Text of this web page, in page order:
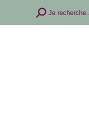
Recherche
Je recherche...